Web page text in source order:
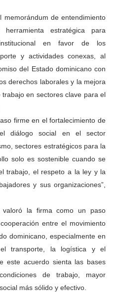
memorándum de entendimiento
estratégica para
en favor de los
y actividades conexas, al
del Estado dominicano con
derechos laborales y la mejora
en sectores clave para el
firme en el fortalecimiento de
diálogo social en el sector
sectores estratégicos para la
solo es sostenible cuando se
trabajo, el respeto a la ley y la
y sus organizaciones”,
valoró la firma como un paso
entre el movimiento
dominicano, especialmente en
el transporte, la logística y el
este acuerdo sienta las bases
de trabajo, mayor
más sólido y efectivo.